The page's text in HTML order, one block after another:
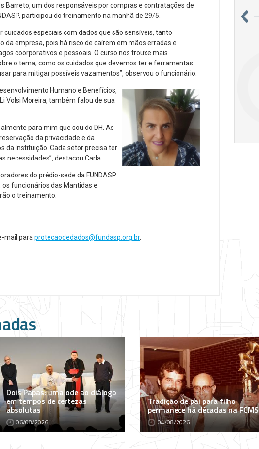
Barreto, um dos responsáveis por compras e contratações de
participou do treinamento na manhã de 29/5.
cuidados especiais com dados que são sensíveis, tanto
da empresa, pois há risco de caírem em mãos erradas e
coorporativos e pessoais. O curso nos trouxe mais
o tema, como os cuidados que devemos ter e ferramentas
para mitigar possíveis vazamentos”, observou o funcionário.
Humano e Benefícios,
Volsi Moreira, também falou de sua
para mim que sou do DH. As
da privacidade e da
da Instituição. Cada setor precisa ter
necessidades”, destacou Carla.
do prédio-sede da FUNDASP
funcionários das Mantidas e
o treinamento.
mail para protecaodedados@fundasp.org.br.
18 20
Ago
V Semana de
Pesquisa e
Inovação da FEA
17:00h
Dois Papas: uma ode ao diálogo
em tempos de certezas
absolutas
06/08/2026
Tradição de pai para filho
permanece há décadas na FCMS
04/08/2026